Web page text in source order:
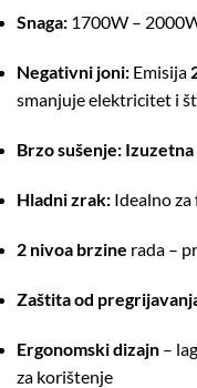
Snaga: 1700W –
Negativni joni: Emisija
smanjuje elektricitet i
Brzo sušenje:
Hladni zrak: Idealno
2 nivoa brzine rada –
Zaštita od
Ergonomski dizajn –
za korištenje